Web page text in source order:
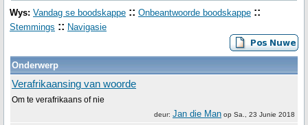
Wys: Vandag se boodskappe :: Onbeantwoorde boodskappe ::
Stemmings :: Navigasie
Onderwerp
Verafrikaansing van woorde
Om te verafrikaans of nie
deur: Jan die Man op Sa., 23 Junie 2018